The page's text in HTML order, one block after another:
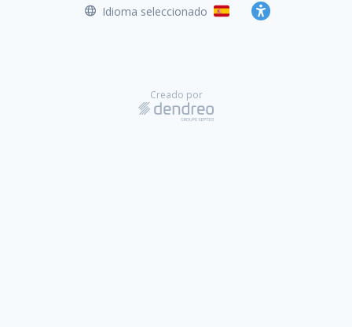
Idioma seleccionado Español Accesibilidad
Creado por